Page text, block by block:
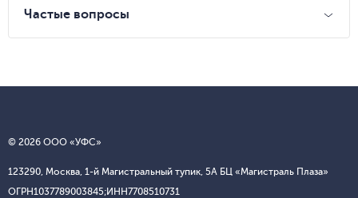
Частые вопросы
© 2026 ООО «УФС»
123290, Москва, 1-й Магистральный тупик, 5А БЦ «Магистраль Плаза»
ОГРН1037789003845;ИНН7708510731